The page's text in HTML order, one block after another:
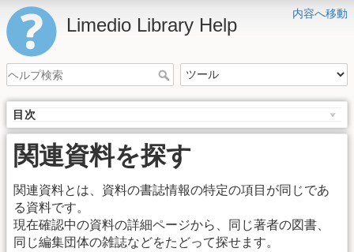
内容へ移動
Limedio Library Help
目次
関連資料を探す
関連資料とは、資料の書誌情報の特定の項目が同じであ
る資料です。
現在確認中の資料の詳細ページから、同じ著者の図書、
同じ編集団体の雑誌などをたどって探せます。